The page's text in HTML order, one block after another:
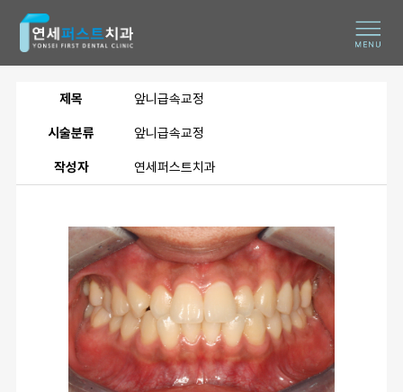
제목 앞니급속교정
시술분류 앞니급속교정
작성자 연세퍼스트치과